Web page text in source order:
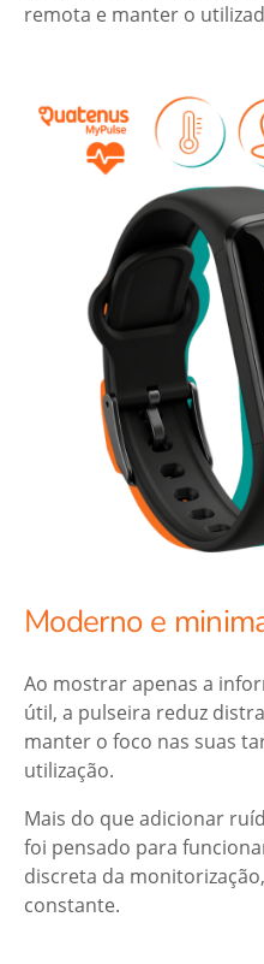
remota e manter o
Moderno e
Ao mostrar apenas a
útil, a pulseira reduz
manter o foco nas suas
utilização.
Mais do que adicionar
foi pensado para
discreta da
constante.